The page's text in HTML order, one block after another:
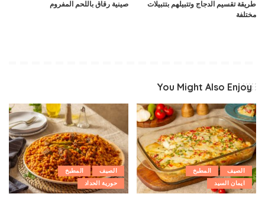
طريقة تقسيم الدجاج وتتبيلهم بتتبيلات
مختلفة
صينية رقاق باللحم المفروم
You Might Also Enjoy
الصيف
المطبخ
ايمان السيد
الصيف
المطبخ
حورية الحداد